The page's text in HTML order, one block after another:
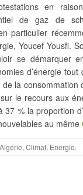
en
de gaz de
particulier
Youcef Yousfi.
se démarquer
d’énergie tout
la consommation
le recours aux
37 % la proportion
au même
Algérie, Climat, Energie.